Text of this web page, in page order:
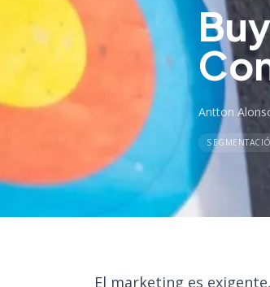
Antton
El marketing es